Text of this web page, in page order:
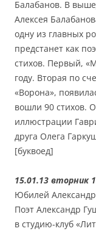
Балабанов. В
Алексея
одну из главных
предстанет как
стихов. Первый,
году. Вторая по
«Ворона»,
вошли 90 стихов.
иллюстрации
друга Олега
[буквоед]
15.01.13 вторник
Юбилей
Поэт Александр
в студию-клуб